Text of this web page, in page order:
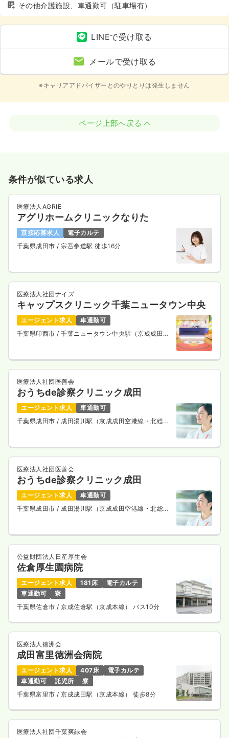
その他介護施設、車通勤可（駐車場有）
LINEで受け取る
メールで受け取る
※キャリアアドバイザーとのやりとりは発生しません
ページ上部へ戻る
条件が似ている求人
医療法人AGRIE
アグリホームクリニックなりた
直接応募求人
電子カルテ
千葉県成田市/ 宗吾参道駅 徒歩16分
医療法人社団ナイズ
キャップスクリニック千葉ニュータウン中央
エージェント求人
車通勤可
千葉県印西市/ 千葉ニュータウン中央駅（京成成田空
医療法人社団医善会
おうちde診察クリニック成田
エージェント求人
車通勤可
千葉県成田市/ 成田湯川駅（京成成田空港線・北総鉄
医療法人社団医善会
おうちde診察クリニック成田
エージェント求人
車通勤可
千葉県成田市/ 成田湯川駅（京成成田空港線・北総鉄
公益財団法人日産厚生会
佐倉厚生園病院
エージェント求人 181床
電子カルテ
車通勤可
寮
千葉県佐倉市 / 京成佐倉駅（京成本線） バス10分
医療法人徳洲会
成田富里徳洲会病院
エージェント求人 407床
電子カルテ
車通勤可
託児所
寮
千葉県富里市 / 京成成田駅（京成本線） 徒歩8分
医療法人社団千葉爽緑会